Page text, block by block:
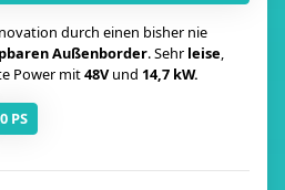
durch einen bisher nie
Außenborder. Sehr leise,
Power mit48Vund 14,7 kW.
PS